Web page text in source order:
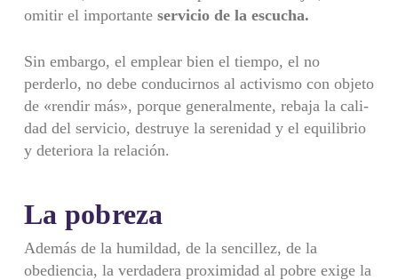
omitir el importante servicio de la escucha.
Sin embargo, el emplear bien el tiempo, el no
perderlo, no debe conducirnos al activismo con objeto
de «rendir más», porque generalmente, rebaja la cali­
dad del servicio, destruye la serenidad y el equilibrio
y deteriora la relación.
La pobreza
Además de la humildad, de la sencillez, de la
obediencia, la verdade­ra proximidad al pobre exige la